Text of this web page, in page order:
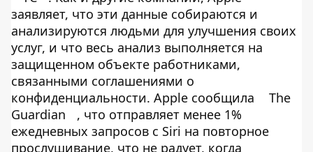
заявляет, что эти данные собираются и
анализируются людьми для улучшения своих
услуг, и что весь анализ выполняется на
защищенном объекте работниками,
связанными соглашениями о
конфиденциальности. Apple сообщила
The
Guardian
, что отправляет менее 1%
ежедневных запросов с Siri на повторное
прослушивание, что не радует, когда